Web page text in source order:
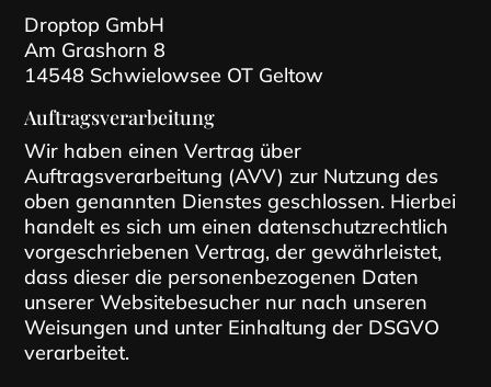
Droptop GmbH
Am Grashorn 8
14548 Schwielowsee OT Geltow
Auftragsverarbeitung
Wir haben einen Vertrag über
Auftragsverarbeitung (AVV) zur Nutzung des
oben genannten Dienstes geschlossen. Hierbei
handelt es sich um einen datenschutzrechtlich
vorgeschriebenen Vertrag, der gewährleistet,
dass dieser die personenbezogenen Daten
unserer Websitebesucher nur nach unseren
Weisungen und unter Einhaltung der DSGVO
verarbeitet.